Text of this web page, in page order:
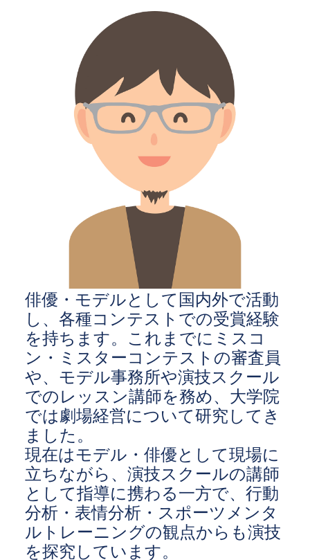
俳優・モデルとして国内外で活動
し、各種コンテストでの受賞経験
を持ちます。これまでにミスコ
ン・ミスターコンテストの審査員
や、モデル事務所や演技スクール
でのレッスン講師を務め、大学院
では劇場経営について研究してき
ました。
現在はモデル・俳優として現場に
立ちながら、演技スクールの講師
として指導に携わる一方で、行動
分析・表情分析・スポーツメンタ
ルトレーニングの観点からも演技
を探究しています。